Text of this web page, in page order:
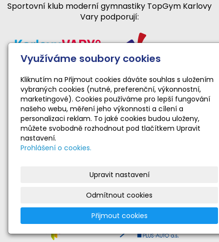
Sportovní klub moderní gymnastiky TopGym Karlovy
Vary podporují:
Využíváme soubory cookies
Kliknutím na Přijmout cookies dáváte souhlas s uložením
vybraných cookies (nutné, preferenční, výkonnostní,
marketingové). Cookies používáme pro lepší fungování
našeho webu, měření jeho výkonnosti a cílení a
personalizaci reklam. To jaké cookies budou uloženy,
můžete svobodně rozhodnout pod tlačítkem Upravit
nastavení.
Prohlášení o cookies.
Upravit nastavení
Odmítnout cookies
Přijmout cookies